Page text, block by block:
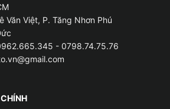
Văn Việt, P. Tăng Nhơn Phú
- 0798.74.75.76